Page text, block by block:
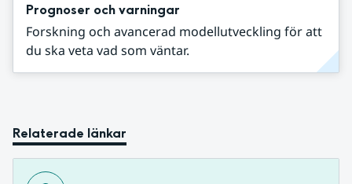
Prognoser och varningar
Forskning och avancerad modellutveckling för att
du ska veta vad som väntar.
Relaterade länkar